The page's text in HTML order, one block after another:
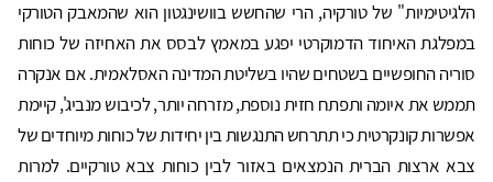
הלגיטימיות" של טורקיה, הרי שהחשש בוושינגטון הוא שהמאבק הטורקי
במפלגת האיחוד הדמוקרטי יפגע במאמץ לבסס את האחיזה של כוחות
סוריה החופשיים בשטחים שהיו בשליטת המדינה האסלאמית. אם אנקרה
תממש את איומה ותפתח חזית נוספת, מזרחה יותר, לכיבוש מנביג', קיימת
אפשרות קונקרטית כי תתרחש התנגשות בין יחידות של כוחות מיוחדים של
צבא ארצות הברית הנמצאים באזור לבין כוחות צבא טורקיים. למרות